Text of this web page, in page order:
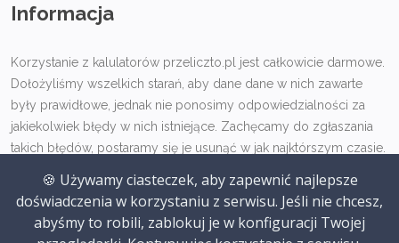
Informacja
Korzystanie z kalulatorów przeliczto.pl jest całkowicie darmowe.
Dołożyliśmy wszelkich starań, aby dane dane w nich zawarte
były prawidłowe, jednak nie ponosimy odpowiedzialności za
jakiekolwiek błędy w nich istniejące. Zachęcamy do zgłaszania
takich błędów, postaramy się je usunąć w jak najktórszym czasie.
🍪 Używamy ciasteczek, aby zapewnić najlepsze
doświadczenia w korzystaniu z serwisu. Jeśli nie chcesz,
abyśmy to robili, zablokuj je w konfiguracji Twojej